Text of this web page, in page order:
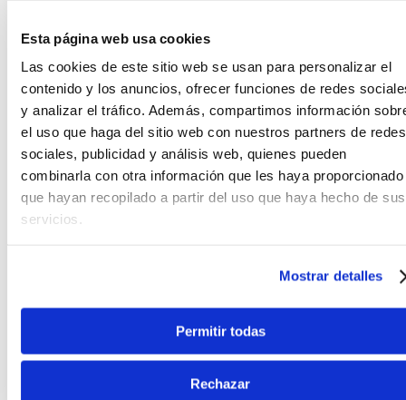
Esta página web usa cookies
Las cookies de este sitio web se usan para personalizar el
contenido y los anuncios, ofrecer funciones de redes
y analizar el tráfico. Además, compartimos información
el uso que haga del sitio web con nuestros partners de redes
sociales, publicidad y análisis web, quienes pueden
combinarla con otra información que les haya proporcionado
que hayan recopilado a partir del uso que haya hecho de sus
servicios.
Mostrar detalles
Permitir todas
Rechazar
Fiberskyn® - RHEAD-812NT
Sonido preciso y nítido
Material sintético duradero
Parches para bongos Remo® Serie R
Los parches para bongos REMO® Serie R añaden
más volumen y resonancia a tus bongos.
Los parches Fiberskyn® son resistentes a la
slap.
FICHA TÉCNICA Y DIMENSIONES